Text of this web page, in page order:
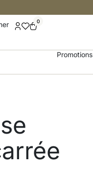
0
Promotions